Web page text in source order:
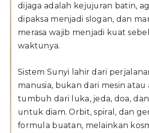
dijaga adalah kejujuran batin,
dipaksa menjadi slogan, dan
merasa wajib menjadi kuat
waktunya.
Sistem Sunyi lahir dari
manusia, bukan dari mesin atau
tumbuh dari luka, jeda, doa,
untuk diam. Orbit, spiral, dan
formula buatan, melainkan